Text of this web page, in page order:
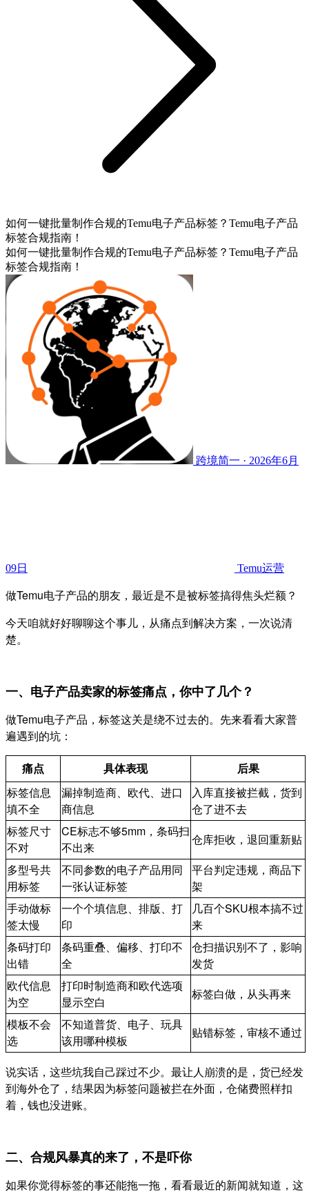
如何一键批量制作合规的Temu电子产品标签？Temu电子产品
标签合规指南！
如何一键批量制作合规的Temu电子产品标签？Temu电子产品
标签合规指南！
跨境简一 · 2026年6月
09日 Temu运营
做Temu电子产品的朋友，最近是不是被标签搞得焦头烂额？
今天咱就好好聊聊这个事儿，从痛点到解决方案，一次说清
楚。
一、电子产品卖家的标签痛点，你中了几个？
做Temu电子产品，标签这关是绕不过去的。先来看看大家普
遍遇到的坑：
痛点 具体表现
后果
标签信息
填不全
漏掉制造商、欧代、进口
商信息
入库直接被拦截，货到
仓了进不去
标签尺寸
不对
CE标志不够5mm，条码扫
不出来
仓库拒收，退回重新贴
多型号共
用标签
不同参数的电子产品用同
一张认证标签
平台判定违规，商品下
架
手动做标
签太慢
一个个填信息、排版、打
印
几百个SKU根本搞不过
来
条码打印
出错
条码重叠、偏移、打印不
全
仓扫描识别不了，影响
发货
欧代信息
为空
打印时制造商和欧代选项
显示空白
标签白做，从头再来
模板不会
选
不知道普货、电子、玩具
该用哪种模板
贴错标签，审核不通过
说实话，这些坑我自己踩过不少。最让人崩溃的是，货已经发
到海外仓了，结果因为标签问题被拦在外面，仓储费照样扣
着，钱也没进账。
二、合规风暴真的来了，不是吓你
如果你觉得标签的事还能拖一拖，看看最近的新闻就知道，这